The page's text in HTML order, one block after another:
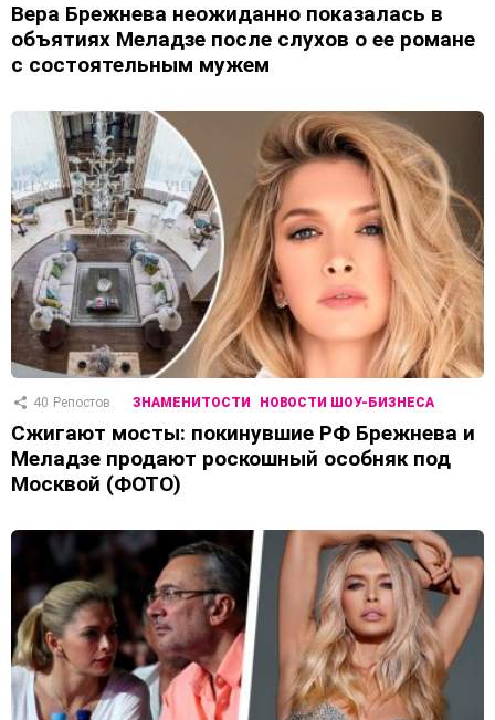
Вера Брежнева неожиданно показалась в
объятиях Меладзе после слухов о ее романе
с состоятельным мужем
40 Репостов ЗНАМЕНИТОСТИ НОВОСТИ ШОУ-БИЗНЕСА
Сжигают мосты: покинувшие РФ Брежнева и
Меладзе продают роскошный особняк под
Москвой (ФОТО)